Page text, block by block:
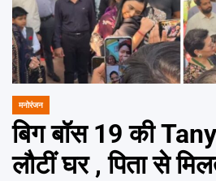
POSTED
IN
मनोरंजन
बिग बॉस 19 की
लौटीं घर , पिता से